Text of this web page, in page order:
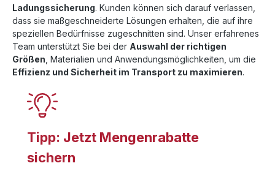
Ladungssicherung. Kunden können sich darauf verlassen,
dass sie maßgeschneiderte Lösungen erhalten, die auf ihre
speziellen Bedürfnisse zugeschnitten sind. Unser erfahrenes
Team unterstützt Sie bei der Auswahl der richtigen
Größen , Materialien und Anwendungsmöglichkeiten, um die
Effizienz und Sicherheit im Transport zu maximieren.
Tipp: Jetzt Mengenrabatte
sichern